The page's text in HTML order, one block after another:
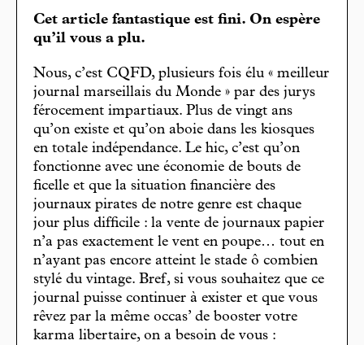
Cet article fantastique est fini. On espère
qu’il vous a plu.
Nous, c’est CQFD, plusieurs fois élu « meilleur
journal marseillais du Monde » par des jurys
férocement impartiaux. Plus de vingt ans
qu’on existe et qu’on aboie dans les kiosques
en totale indépendance. Le hic, c’est qu’on
fonctionne avec une économie de bouts de
ficelle et que la situation financière des
journaux pirates de notre genre est chaque
jour plus difficile : la vente de journaux papier
n’a pas exactement le vent en poupe… tout en
n’ayant pas encore atteint le stade ô combien
stylé du vintage. Bref, si vous souhaitez que ce
journal puisse continuer à exister et que vous
rêvez par la même occas’ de booster votre
karma libertaire, on a besoin de vous :